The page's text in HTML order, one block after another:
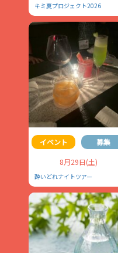
キミ夏プロジェクト2026
イベント
募集
8月29日(土)
酔いどれナイトツアー